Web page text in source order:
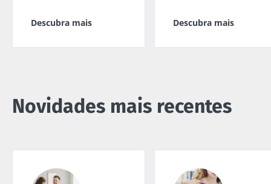
Descubra mais Descubra mais
Novidades mais recentes